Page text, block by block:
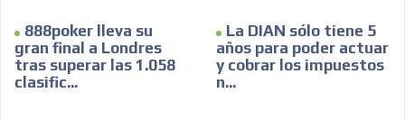
888poker lleva su
gran final a Londres
tras superar las 1.058
clasific...
La DIAN sólo tiene 5
años para poder actuar
y cobrar los impuestos
n...